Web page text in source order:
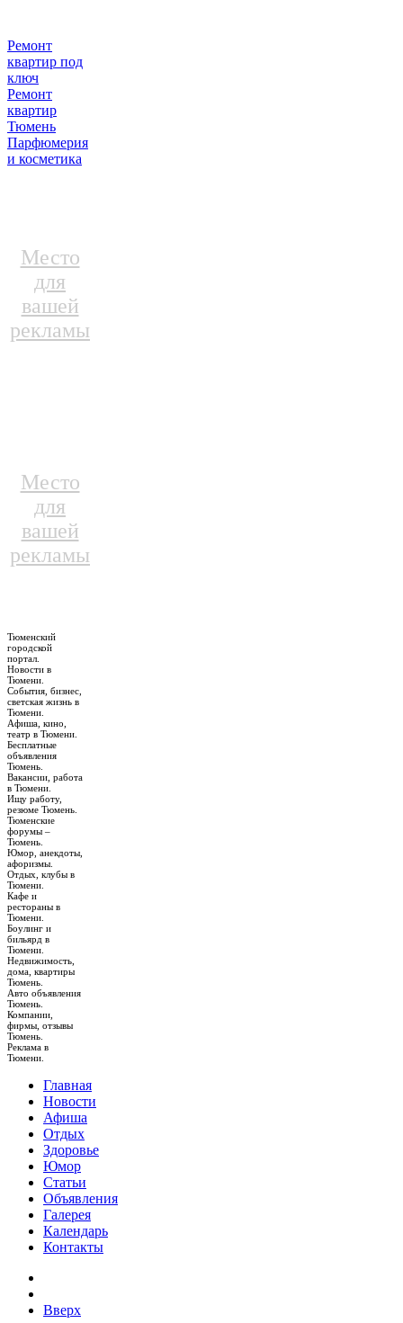
Ремонт
квартир под
ключ
Ремонт
квартир
Тюмень
Парфюмерия
и косметика
Место
для
вашей
рекламы
Место
для
вашей
рекламы
Тюменский
городской
портал.
Новости в
Тюмени.
События, бизнес,
светская жизнь в
Тюмени.
Афиша, кино,
театр в Тюмени.
Бесплатные
объявления
Тюмень.
Вакансии, работа
в Тюмени.
Ищу работу,
резюме Тюмень.
Тюменские
форумы –
Тюмень.
Юмор, анекдоты,
афоризмы.
Отдых, клубы в
Тюмени.
Кафе и
рестораны в
Тюмени.
Боулинг и
бильярд в
Тюмени.
Недвижимость,
дома, квартиры
Тюмень.
Авто объявления
Тюмень.
Компании,
фирмы, отзывы
Тюмень.
Реклама в
Тюмени.
Главная
Новости
Афиша
Отдых
Здоровье
Юмор
Статьи
Объявления
Галерея
Календарь
Контакты
Вверх